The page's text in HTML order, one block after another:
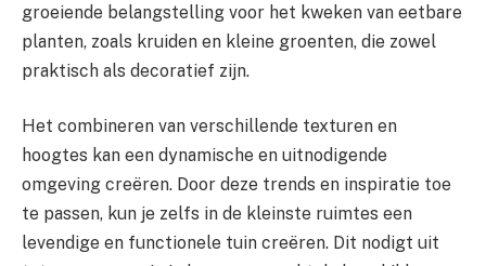
groeiende belangstelling voor het kweken van eetbare
planten, zoals kruiden en kleine groenten, die zowel
praktisch als decoratief zijn.
Het combineren van verschillende texturen en
hoogtes kan een dynamische en uitnodigende
omgeving creëren. Door deze trends en inspiratie toe
te passen, kun je zelfs in de kleinste ruimtes een
levendige en functionele tuin creëren. Dit nodigt uit